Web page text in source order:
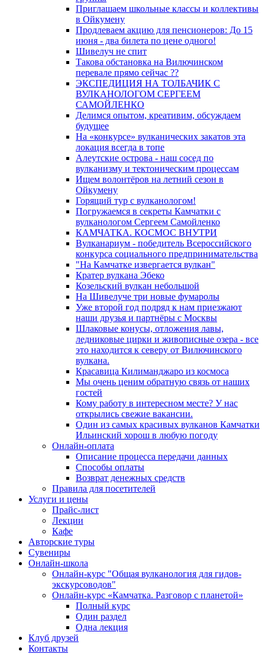
Приглашаем школьные классы и коллективы
в Ойкумену
Продлеваем акцию для пенсионеров: До 15
июня - два билета по цене одного!
Шивелуч не спит
Такова обстановка на Вилючинском
перевале прямо сейчас ??
ЭКСПЕДИЦИЯ НА ТОЛБАЧИК С
ВУЛКАНОЛОГОМ СЕРГЕЕМ
САМОЙЛЕНКО
Делимся опытом, креативим, обсуждаем
будущее
На «конкурсе» вулканических закатов эта
локация всегда в топе
Алеутские острова - наш сосед по
вулканизму и тектоническим процессам
Ищем волонтёров на летний сезон в
Ойкумену
Горящий тур с вулканологом!
Погружаемся в секреты Камчатки с
вулканологом Сергеем Самойленко
КАМЧАТКА. КОСМОС ВНУТРИ
Вулканариум - победитель Всероссийского
конкурса социального предпринимательства
"На Камчатке извергается вулкан"
Кратер вулкана Эбеко
Козельский вулкан небольшой
На Шивелуче три новые фумаролы
Уже второй год подряд к нам приезжают
наши друзья и партнёры с Москвы
Шлаковые конусы, отложения лавы,
ледниковые цирки и живописные озера - все
это находится к северу от Вилючинского
вулкана.
Красавица Килиманджаро из космоса
Мы очень ценим обратную связь от наших
гостей
Кому работу в интересном месте? У нас
открылись свежие вакансии.
Один из самых красивых вулканов Камчатки
Ильинский хорош в любую погоду
Онлайн-оплата
Описание процесса передачи данных
Способы оплаты
Возврат денежных средств
Правила для посетителей
Услуги и цены
Прайс-лист
Лекции
Кафе
Авторские туры
Сувениры
Онлайн-школа
Онлайн-курс "Общая вулканология для гидов-
экскурсоводов"
Онлайн-курс «Камчатка. Разговор с планетой»
Полный курс
Один раздел
Одна лекция
Клуб друзей
Контакты